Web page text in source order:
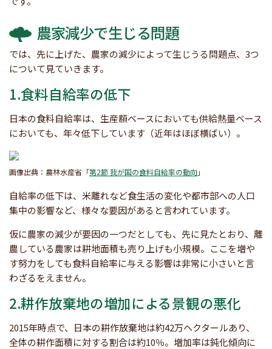
農家減少で生じる問題
では、先に上げた、農家の減少によって生じうる問題点、3つ
について見ていきます。
1.食料自給率の低下
日本の食料自給率は、生産額ベースにおいても供給熱量ベース
においても、年々低下しています（近年はほぼ横ばい）。
画像出典：農林水産省「第2節 我が国の食料自給率の動向」
自給率の低下は、米離れなど食生活の変化や都市部への人口
集中の影響など、様々な要因があると言われています。
仮に農家の減少が要因の一つだとしても、先に見たとおり、離
農している農家は耕地面積も売り上げも小規模。ここを増や
す努力をしても食料自給率に与える影響は非常に小さいと言
わざるをえません。
2.耕作放棄地の増加による景観の悪化
2015年時点で、日本の耕作放棄地は約42万ヘクタールあり、
全体の耕作面積に対する割合は約10％。増加率は鈍化傾向に